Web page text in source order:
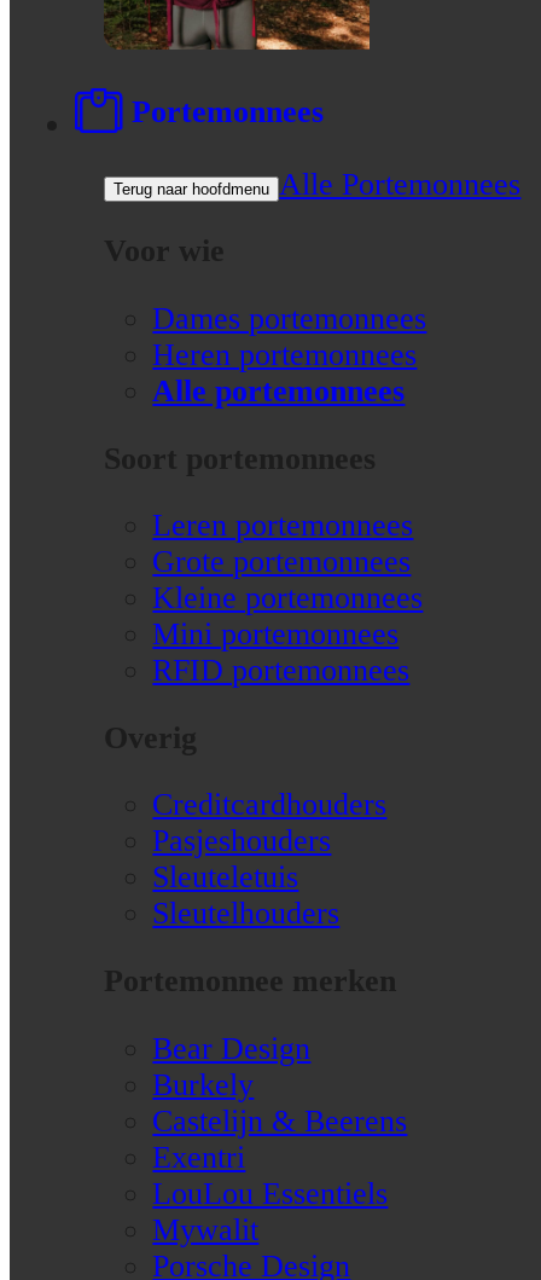
Portemonnees
Terug naar hoofdmenu Alle Portemonnees
Voor wie
Dames portemonnees
Heren portemonnees
Alle portemonnees
Soort portemonnees
Leren portemonnees
Grote portemonnees
Kleine portemonnees
Mini portemonnees
RFID portemonnees
Overig
Creditcardhouders
Pasjeshouders
Sleuteletuis
Sleutelhouders
Portemonnee merken
Bear Design
Burkely
Castelijn & Beerens
Exentri
LouLou Essentiels
Mywalit
Porsche Design